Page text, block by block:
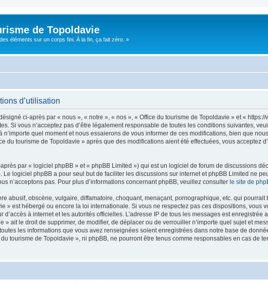
de Topoldavie
éléments sur un corps fini. À la fin, ça fait zéro. »
d’utilisation
ci-après par « nous », « notre », « nos », « Office du tourisme de Topoldavie » et «
Si vous n’acceptez pas d’être légalement responsable de toutes les conditions suivantes,
quel moment et nous essaierons de vous informer de ces modifications, bien que
du tourisme de Topoldavie » après que des modifications aient été effectuées, vous acceptez
par « logiciel phpBB » et « phpBB Limited ») qui est un logiciel de forum de discussions
Le logiciel phpBB a pour seul but de faciliter les discussions sur internet et phpBB Limited ne
n’acceptons pas. Pour plus d’informations concernant phpBB, veuillez consulter le site de
abusif, obscène, vulgaire, diffamatoire, choquant, menaçant, pornographique, etc. qui
» est hébergé ou encore la loi internationale. Si vous ne respectez pas ces dispositions, vous
à internet et les autorités officielles. L’adresse IP de tous les messages est enregistrée
» ait le droit de supprimer, de modifier, de déplacer ou de verrouiller n’importe quel sujet et
les informations que vous avez renseignées soient enregistrées dans notre base de
tourisme de Topoldavie », ni phpBB, ne pourront être tenus comme responsables en cas de